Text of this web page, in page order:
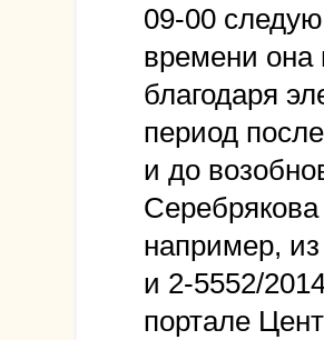
09-00
времени она
благодаря
период
и до
например,
и 2-5552/
портале